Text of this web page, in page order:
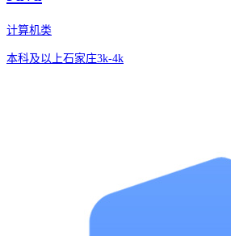
计算机类
本科及以上石家庄3k-4k